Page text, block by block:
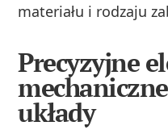
materiału i rodzaju
Precyzyjne
układy